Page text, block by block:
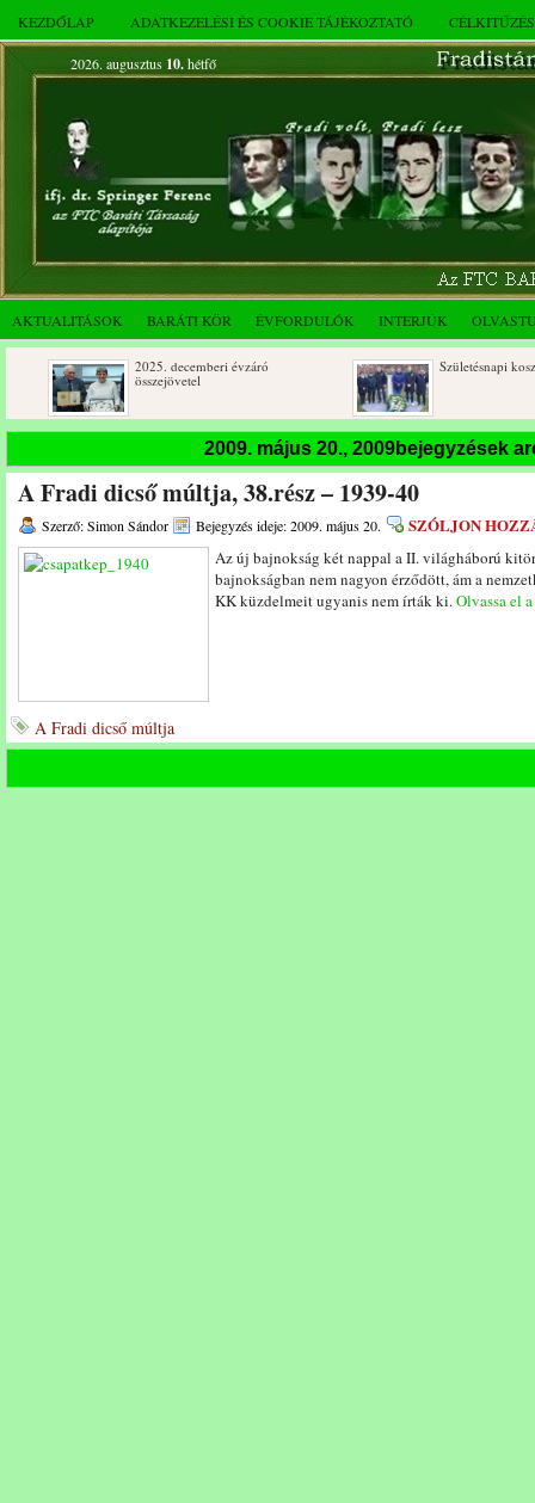
KEZDŐLAP ADATKEZELÉSI ÉS COOKIE TÁJÉKOZTATÓ
2026. augusztus 10.hétfő
AKTUALITÁSOK BARÁTI KÖR ÉVFORDULÓK INTERJÚK
2025. decemberi évzáró
összejövetel
Születésnapi koszorúzások
2009. május 20., 2009bejegyzések
A Fradi dicső múltja, 38.rész – 1939-40
Szerző: Simon Sándor Bejegyzés ideje: 2009. május 20. SZÓLJON
Az új bajnokság két nappal a II. világháború
bajnokságban nem nagyon érződött, ám a
KK küzdelmeit ugyanis nem írták ki.Olvassa el
A Fradi dicső múltja